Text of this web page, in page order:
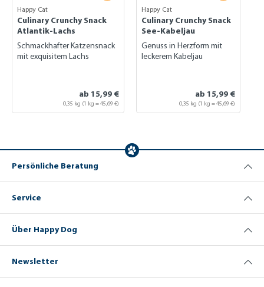
Happy Cat
Culinary Crunchy Snack
Atlantik-Lachs
Schmackhafter Katzensnack
mit exquisitem Lachs
ab 15,99 €
0,35 kg (1 kg = 45,69 €)
Happy Cat
Culinary Crunchy Snack
See-Kabeljau
Genuss in Herzform mit
leckerem Kabeljau
ab 15,99 €
0,35 kg (1 kg = 45,69 €)
Persönliche Beratung
Service
Über Happy Dog
Newsletter